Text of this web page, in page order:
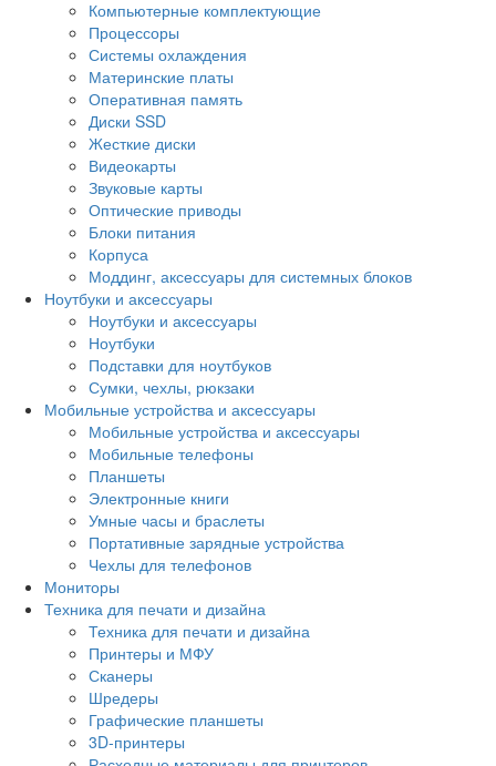
Компьютерные комплектующие
Процессоры
Системы охлаждения
Материнские платы
Оперативная память
Диски SSD
Жесткие диски
Видеокарты
Звуковые карты
Оптические приводы
Блоки питания
Корпуса
Моддинг, аксессуары для системных блоков
Ноутбуки и аксессуары
Ноутбуки и аксессуары
Ноутбуки
Подставки для ноутбуков
Сумки, чехлы, рюкзаки
Мобильные устройства и аксессуары
Мобильные устройства и аксессуары
Мобильные телефоны
Планшеты
Электронные книги
Умные часы и браслеты
Портативные зарядные устройства
Чехлы для телефонов
Мониторы
Техника для печати и дизайна
Техника для печати и дизайна
Принтеры и МФУ
Сканеры
Шредеры
Графические планшеты
3D-принтеры